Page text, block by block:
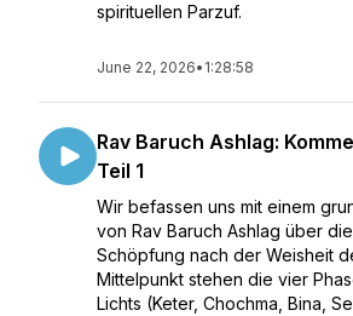
spirituellen Parzuf.
June 22, 2026• 1:28:58
Rav Baruch Ashlag:
Teil 1
Wir befassen uns mit einem
von Rav Baruch Ashlag über
Schöpfung nach der Weisheit
Mittelpunkt stehen die vier
Lichts (Keter, Chochma, Bina,